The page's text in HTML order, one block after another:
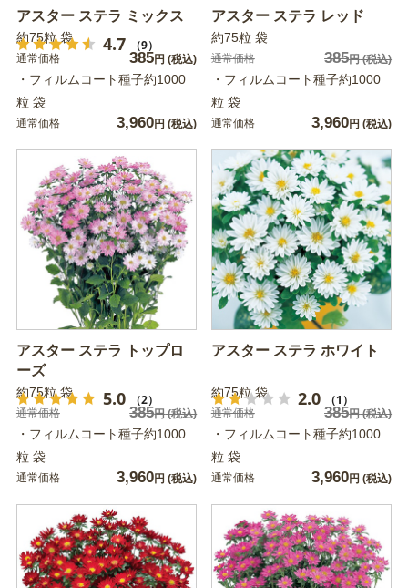
アスター ステラ ミックス
4.7 （9）
約75粒 袋
通常価格 385円 (税込)
・フィルムコート種子約1000
粒 袋
通常価格 3,960円 (税込)
アスター ステラ レッド
約75粒 袋
通常価格 385円(税込)
・フィルムコート種子約1000
粒 袋
通常価格 3,960円 (税込)
アスター ステラ トップロ
ーズ
5.0 （2）
約75粒 袋
通常価格 385円(税込)
・フィルムコート種子約1000
粒 袋
通常価格 3,960円 (税込)
アスター ステラ ホワイト
2.0 （1）
約75粒 袋
通常価格 385円(税込)
・フィルムコート種子約1000
粒 袋
通常価格 3,960円 (税込)